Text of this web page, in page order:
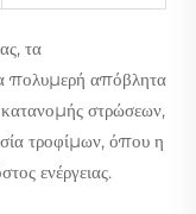
τα
πολυμερή απόβλητα
στρώσεων,
τροφίμων, όπου η
ενέργειας.